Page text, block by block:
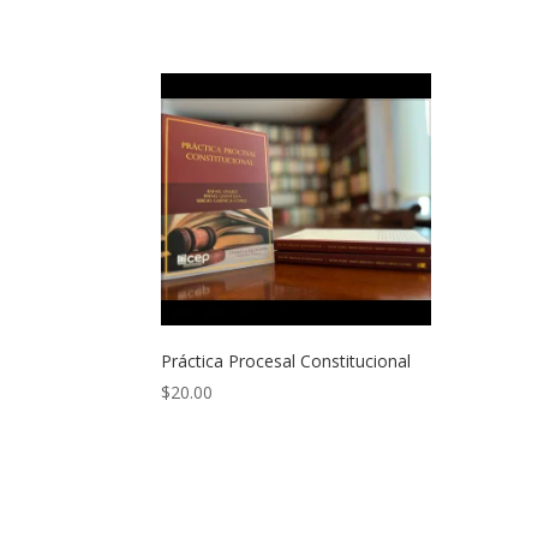
Práctica Procesal Constitucional
$20.00